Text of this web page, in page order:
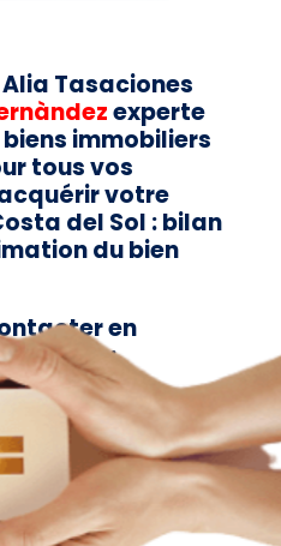
Tasaciones
experte
immobiliers
tous vos
votre
del Sol : bilan
du bien
en
: